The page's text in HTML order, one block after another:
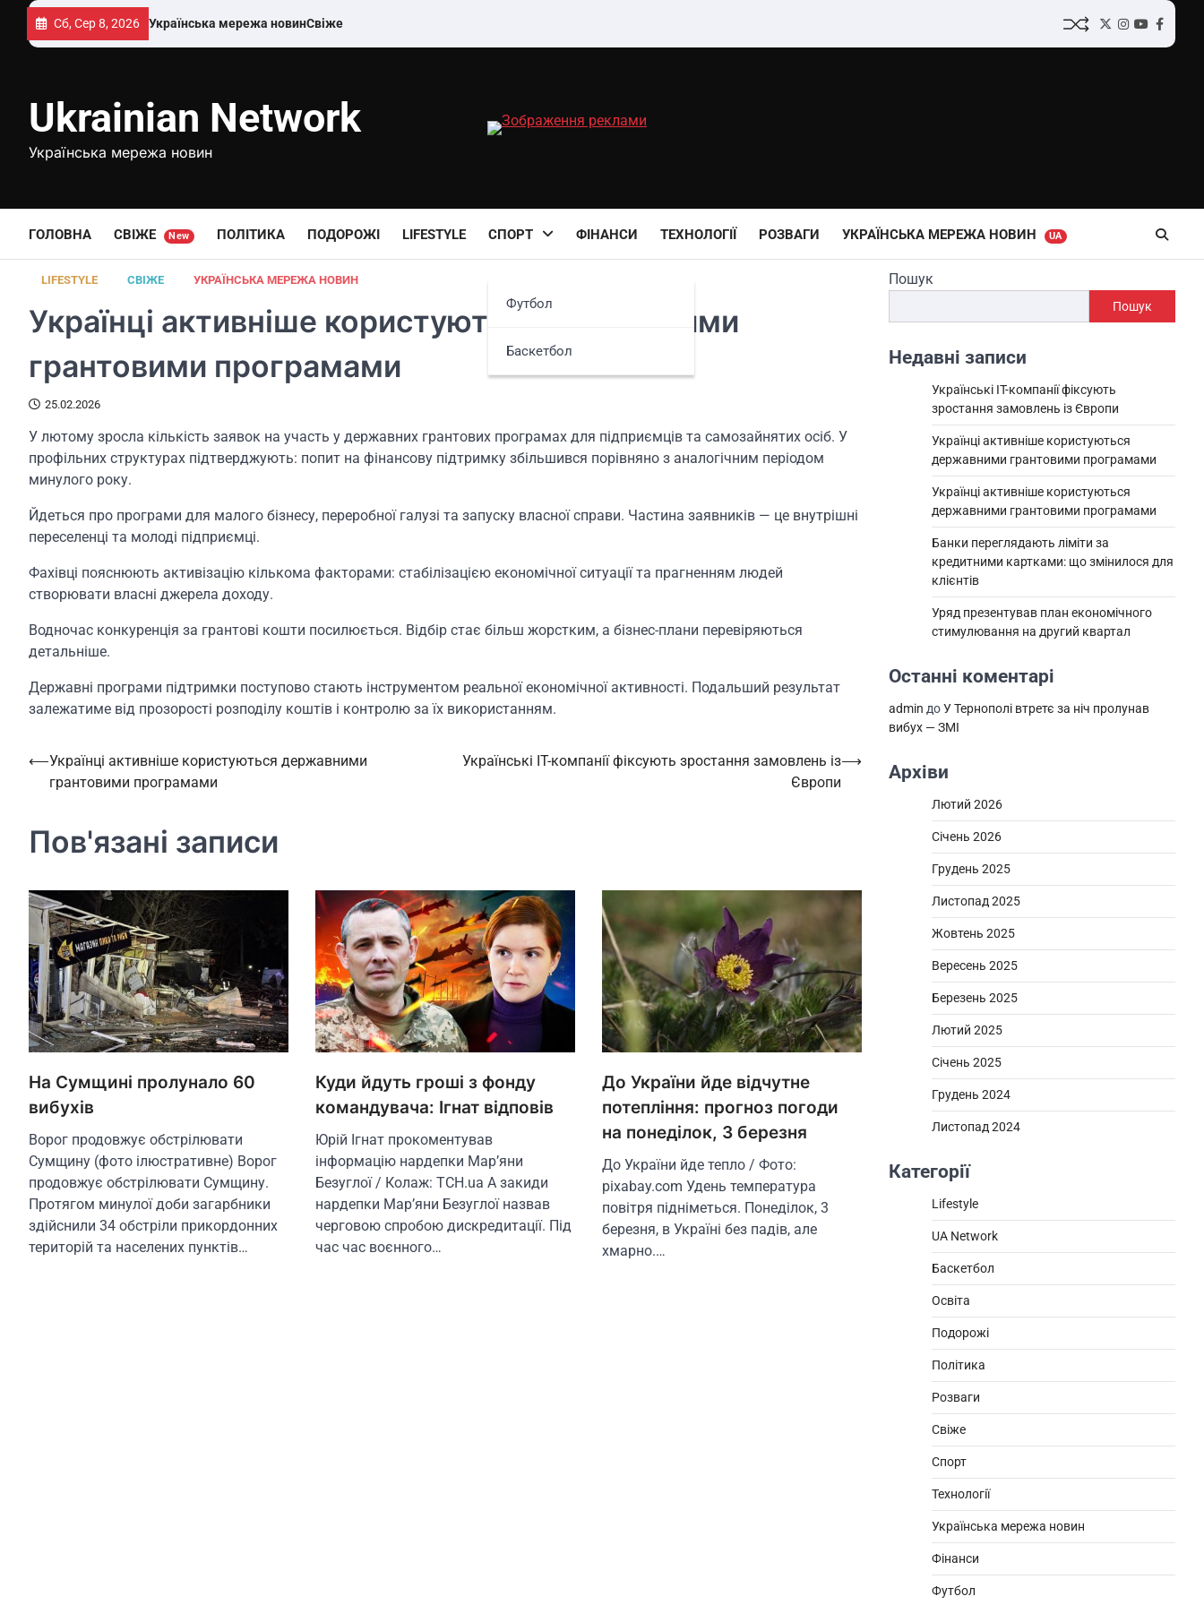
Перейти
вмісту
Сб, Сер 8, 2026 Українська мережа новинСвіже
TwitterInstagram
YouTube
Ukrainian Network
Українська мережа новин
ГОЛОВНА СВІЖЕ New ПОЛІТИКА ПОДОРОЖІ LIFESTYLE СПОРТ
Футбол
Баскетбол
ФІНАНСИ ТЕХНОЛОГІЇ РОЗВАГИ УКРАЇНСЬКА МЕРЕЖА НОВИН UA
LIFESTYLE СВІЖЕ УКРАЇНСЬКА МЕРЕЖА НОВИН
Українці активніше користуються державними
грантовими програмами
25.02.2026
У лютому зросла кількість заявок на участь у державних грантових програмах для підприємців та самозайнятих осіб. У
профільних структурах підтверджують: попит на фінансову підтримку збільшився порівняно з аналогічним періодом
минулого року.
Йдеться про програми для малого бізнесу, переробної галузі та запуску власної справи. Частина заявників — це внутрішні
переселенці та молоді підприємці.
Фахівці пояснюють активізацію кількома факторами: стабілізацією економічної ситуації та прагненням людей
створювати власні джерела доходу.
Водночас конкуренція за грантові кошти посилюється. Відбір стає більш жорстким, а бізнес-плани перевіряються
детальніше.
Державні програми підтримки поступово стають інструментом реальної економічної активності. Подальший результат
залежатиме від прозорості розподілу коштів і контролю за їх використанням.
Навігація
записів
⟵Українці активніше користуються державними
грантовими програмами
Українські IT-компанії фіксують зростання замовлень із
Європи
⟶
Пов'язані записи
На Сумщині пролунало 60
вибухів
Ворог продовжує обстрілювати
Сумщину (фото ілюстративне) Ворог
продовжує обстрілювати Сумщину.
Протягом минулої доби загарбники
здійснили 34 обстріли прикордонних
територій та населених пунктів…
Куди йдуть гроші з фонду
командувача: Ігнат відповів
Юрій Ігнат прокоментував
інформацію нардепки Мар’яни
Безуглої / Колаж: ТСН.ua А закиди
нардепки Мар’яни Безуглої назвав
черговою спробою дискредитації. Під
час час воєнного…
До України йде відчутне
потепління: прогноз погоди
на понеділок, 3 березня
До України йде тепло / Фото:
pixabay.com Удень температура
повітря підніметься. Понеділок, 3
березня, в Україні без падів, але
хмарно.…
Пошук
Пошук
Недавні записи
Українські IT-компанії фіксують
зростання замовлень із Європи
Українці активніше користуються
державними грантовими програмами
Українці активніше користуються
державними грантовими програмами
Банки переглядають ліміти за
кредитними картками: що змінилося для
клієнтів
Уряд презентував план економічного
стимулювання на другий квартал
Останні коментарі
admin доУ Тернополі втретє за ніч пролунав
вибух — ЗМІ
Архіви
Лютий 2026
Січень 2026
Грудень 2025
Листопад 2025
Жовтень 2025
Вересень 2025
Березень 2025
Лютий 2025
Січень 2025
Грудень 2024
Листопад 2024
Категорії
Lifestyle
UA Network
Баскетбол
Освіта
Подорожі
Політика
Розваги
Свіже
Спорт
Технології
Українська мережа новин
Фінанси
Футбол